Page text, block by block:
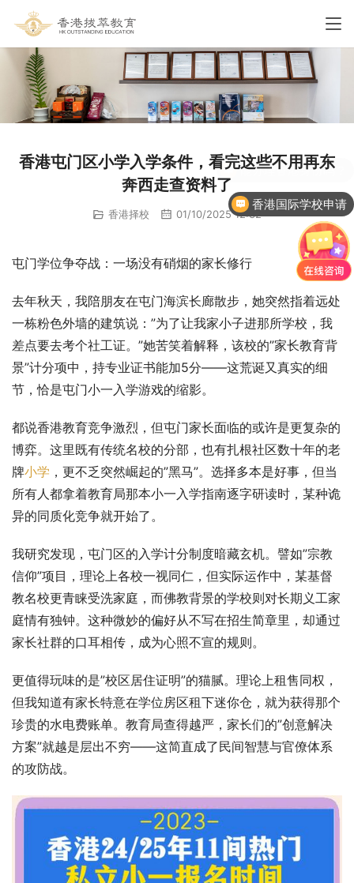
香港屯门区小学入学条件，看完这些不用再东
奔西走查资料了
香港择校 01/10/2025 12:32
屯门学位争夺战：一场没有硝烟的家长修行
去年秋天，我陪朋友在屯门海滨长廊散步，她突然指着远处
一栋粉色外墙的建筑说：”为了让我家小子进那所学校，我
差点要去考个社工证。”她苦笑着解释，该校的”家长教育背
景”计分项中，持专业证书能加5分——这荒诞又真实的细
节，恰是屯门小一入学游戏的缩影。
都说香港教育竞争激烈，但屯门家长面临的或许是更复杂的
博弈。这里既有传统名校的分部，也有扎根社区数十年的老
牌小学 ，更不乏突然崛起的”黑马”。选择多本是好事，但当
所有人都拿着教育局那本小一入学指南逐字研读时，某种诡
异的同质化竞争就开始了。
我研究发现，屯门区的入学计分制度暗藏玄机。譬如”宗教
信仰”项目，理论上各校一视同仁，但实际运作中，某基督
教名校更青睐受洗家庭，而佛教背景的学校则对长期义工家
庭情有独钟。这种微妙的偏好从不写在招生简章里，却通过
家长社群的口耳相传，成为心照不宣的规则。
更值得玩味的是”校区居住证明”的猫腻。理论上租售同权，
但我知道有家长特意在学位房区租下迷你仓，就为获得那个
珍贵的水电费账单。教育局查得越严，家长们的”创意解决
方案”就越是层出不穷——这简直成了民间智慧与官僚体系
的攻防战。
香港国际学校申请